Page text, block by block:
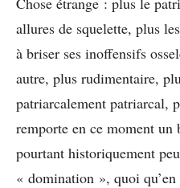
allures de squelette, plus
à briser ses inoffensifs
autre, plus rudimentaire,
patriarcalement patriarcal,
remporte en ce moment un
pourtant historiquement
« domination », quoi